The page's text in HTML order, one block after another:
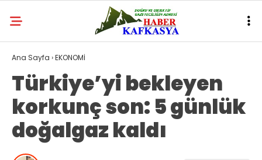
Ana Sayfa ›EKONOMİ
Türkiye’yi bekleyen
korkunç son: 5 günlük
doğalgaz kaldı